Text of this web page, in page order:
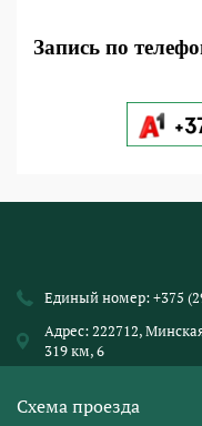
Запись по
Единый номер:+375
Адрес: 222712,
319 км, 6
Схема проезда